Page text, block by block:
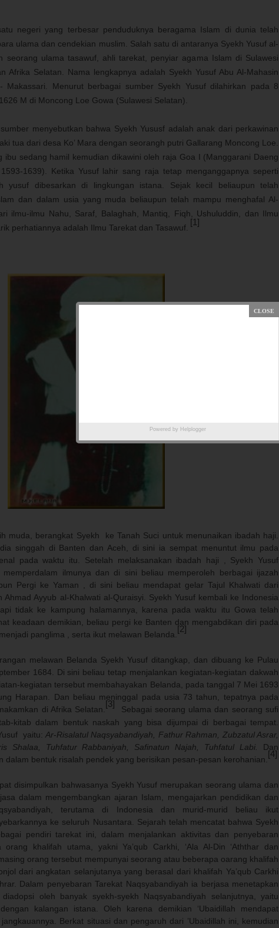
Powered by Helplogger
negeri yang terbesar penduduknya beragama Islam di dunia telah
ulama dan cendekian muslim. Salah satu di antaranya Syekh Yusuf al-
seorang ulama tasawuf, ahli tarekat, penyiar agama Islam di Sulawesi
Afrika Selatan. Nama lengkapnya adalah Syekh Yusuf Abu Al-Mahasin
Makassari. Menurut berbagai sumber Syekh Yusuf dilahirkan pada 8
M di Moncong Loe Gowa (Sulawesi Selatan).
menyebutkan bahwa Syekh Yususf adalah anak dari perkawinan
tua dari desa Ko’ Mara dengan seorangh putri Gallarang Moncong Loe.
ibu sedang hamil kemudian dikawini oleh raja Goa I (Manggarani Daeng
1639). Ketika Yusuf lahir sang raja tetap menganggapnya seperti
yusuf dibesarkan di lingkungan istana. Sejak kecil beliaupun telah
dan dalam usia yang muda beliaupun telah mampu menghafal Al-
ilmu-ilmu Nahu, Saraf, Balaghah, Mantiq, Fiqh, Ushuluddin, dan Ilmu
perhatiannya adalah Ilmu Tarekat dan Tasawuf.
[1]
muda, berangkat Syekh
ke Tanah Suci untuk menunaikan ibadah haji.
singgah di Banten dan Aceh, di sini ia sempat menuntut ilmu pada
pada waktu itu. Setelah melaksanakan ibadah haji , Syekh Yusuf
ilmunya dan di sini beliau memperoleh berbagai ijazah
Pergi ke Yaman , di sini beliau mendapat gelar Tajul Khalwati dari
Ahmad Ayyub al-Khalwati al-Quraisyi. Syekh Yusuf kembali ke Indonesia
tidak ke kampung halamannya, karena pada waktu itu Gowa telah
keadaan demikian, beliau pergi ke Banten dan mengabdikan diri pada
panglima , serta ikut melawan Belanda.
[2]
melawan Belanda Syekh Yusuf ditangkap, dan dibuang ke Pulau
1684. Di sini beliau tetap menjalankan kegiatan-kegiatan dakwah
kegiatan tersebut membahayakan Belanda, pada tanggal 7 Mei 1693
Harapan. Dan beliau meninggal pada usia 73 tahun, tepatnya pada
di Afrika Selatan.
[3]
Sebagai seorang ulama dan seorang sufi
kitab dalam bentuk naskah yang bisa dijumpai di berbagai tempat.
yaitu:Ar-Risalatul Naqsyabandiyah, Fathur Rahman, Zubzatul Asrar,
Shalaa, Tuhfatur Rabbaniyah, Safinatun Najah, Tuhfatul Labi.
Dan
dalam bentuk risalah pendek yang berisikan pesan-pesan kerohanian.
[4]
bahwasanya Syekh Yusuf merupakan seorang ulama dan
dalam mengembangkan ajaran Islam, mengajarkan pendidikan dan
terutama di Indonesia dan murid-murid beliau ikut
ke seluruh Nusantara. Sejarah telah mencatat bahwa Syekh
pendiri tarekat ini, dalam menjalankan aktivitas dan penyebaran
khalifah utama, yakni Ya’qub Carkhi, ‘Ala Al-Din ‘Aththar dan
orang tersebut mempunyai seorang atau beberapa oarang khalifah
dari angkatan selanjutanya yang berasal dari khalifah Ya’qub Carkhi
Dalam penyebaran Tarekat Naqsyabandiyah ia berjasa menetapkan
oleh banyak syekh-syekh Naqsyabandiyah selanjutnya, yaitu
kalangan istana. Oleh karena demikian ‘Ubaidillah mendapat
Berkat situasi dan pengaruh dari ’Ubaidillah ini, kemudian